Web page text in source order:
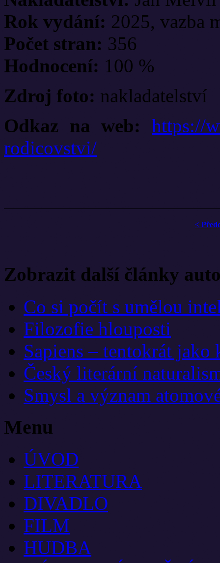
Rok vydání: 2025, vazba
Počet stran: 356
Hodnocení: 100 %
Zdroj foto: nakladatelství
Odkaz na web:
https://
rodicovstvi/
<
Zobrazit další články
Co si počít s umělou
Filozofie hlouposti
Sapiens – tentokrát jako
Český literární
Smysl a význam
Menu
ÚVOD
LITERATURA
DIVADLO
FILM
HUDBA